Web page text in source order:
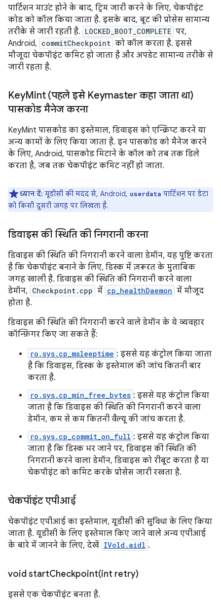
पार्टिशन माउंट होने के बाद, ट्रिम जारी करने के लिए, चेकपॉइंट
कोड को कॉल किया जाता है. इसके बाद, बूट की प्रोसेस सामान्य
तरीके से जारी रहती है. LOCKED_BOOT_COMPLETE पर,
Android, commitCheckpoint को कॉल करता है. इससे
मौजूदा चेकपॉइंट कमिट हो जाता है और अपडेट सामान्य तरीके से
जारी रहता है.
KeyMint (पहले इसे Keymaster कहा जाता था)
पासकोड मैनेज करना
KeyMint पासकोड का इस्तेमाल, डिवाइस को एन्क्रिप्ट करने या
अन्य कामों के लिए किया जाता है. इन पासकोड को मैनेज करने
के लिए, Android, पासकोड मिटाने के कॉल को तब तक डिले
करता है, जब तक चेकपॉइंट कमिट नहीं हो जाता.
ध्यान दें: यूडीसी की मदद से, Android, userdata पार्टिशन पर डेटा
को किसी दूसरी जगह पर लिखता है.
डिवाइस की स्थिति की निगरानी करना
डिवाइस की स्थिति की निगरानी करने वाला डेमॉन, यह पुष्टि करता
है कि चेकपॉइंट बनाने के लिए, डिस्क में ज़रूरत के मुताबिक
जगह खाली है. डिवाइस की स्थिति की निगरानी करने वाला
डेमॉन, Checkpoint.cpp में cp_healthDaemon में मौजूद
होता है.
डिवाइस की स्थिति की निगरानी करने वाले डेमॉन के ये व्यवहार
कॉन्फ़िगर किए जा सकते हैं:
ro.sys.cp_msleeptime : इससे यह कंट्रोल किया जाता
है कि डिवाइस, डिस्क के इस्तेमाल की जांच कितनी बार
करता है.
ro.sys.cp_min_free_bytes : इससे यह कंट्रोल किया
जाता है कि डिवाइस की स्थिति की निगरानी करने वाला
डेमॉन, कम से कम कितनी वैल्यू की जांच करता है.
ro.sys.cp_commit_on_full : इससे यह कंट्रोल किया
जाता है कि डिस्क भर जाने पर, डिवाइस की स्थिति की
निगरानी करने वाला डेमॉन, डिवाइस को रीबूट करता है या
चेकपॉइंट को कमिट करके प्रोसेस जारी रखता है.
चेकपॉइंट एपीआई
चेकपॉइंट एपीआई का इस्तेमाल, यूडीसी की सुविधा के लिए किया
जाता है. यूडीसी के लिए इस्तेमाल किए जाने वाले अन्य एपीआई
के बारे में जानने के लिए, देखें IVold.aidl .
void startCheckpoint(int retry)
इससे एक चेकपॉइंट बनता है.